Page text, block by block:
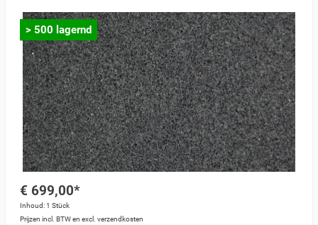
> 500 lagernd
€ 699,00*
Inhoud:1 Stück
Prijzen incl. BTW en excl. verzendkosten